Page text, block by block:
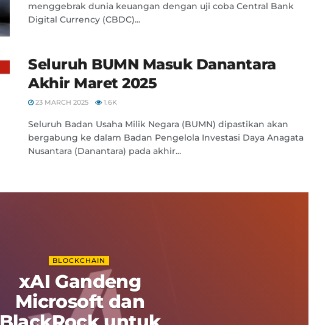
menggebrak dunia keuangan dengan uji coba Central Bank
Digital Currency (CBDC)...
Seluruh BUMN Masuk Danantara
Akhir Maret 2025
23 MARCH 2025 1.6K
Seluruh Badan Usaha Milik Negara (BUMN) dipastikan akan
bergabung ke dalam Badan Pengelola Investasi Daya Anagata
Nusantara (Danantara) pada akhir...
BLOCKCHAIN
xAI Gandeng
Microsoft dan